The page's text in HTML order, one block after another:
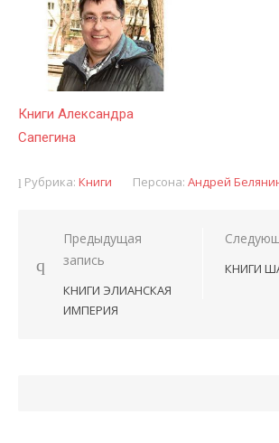
Книги Александра
Сапегина
Рубрика: Книги Персона: Андрей
Навигация
записям
Предыдущая
запись
КНИГИ ЭЛИАНСКАЯ
ИМПЕРИЯ
КНИГИ